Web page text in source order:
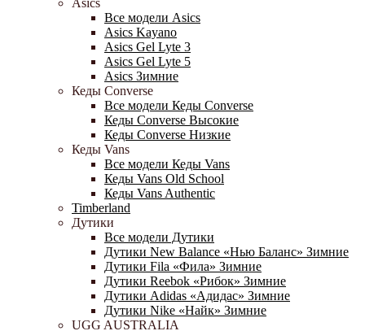
Asics
Все модели Asics
Asics Kayano
Asics Gel Lyte 3
Asics Gel Lyte 5
Asics Зимние
Кеды Converse
Все модели Кеды Converse
Кеды Converse Высокие
Кеды Converse Низкие
Кеды Vans
Все модели Кеды Vans
Кеды Vans Old School
Кеды Vans Authentic
Timberland
Дутики
Все модели Дутики
Дутики New Balance «Нью Баланс» Зимние
Дутики Fila «Фила» Зимние
Дутики Reebok «Рибок» Зимние
Дутики Adidas «Адидас» Зимние
Дутики Nike «Найк» Зимние
UGG AUSTRALIA